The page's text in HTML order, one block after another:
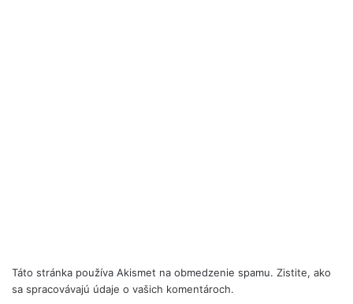
Táto stránka používa Akismet na obmedzenie spamu. Zistite, ako
sa spracovávajú údaje o vašich komentároch.